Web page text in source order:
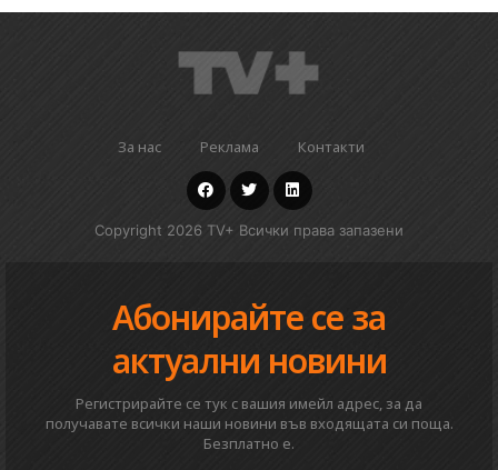
За нас Реклама Контакти
Copyright 2026 TV+ Всички права запазени
Абонирайте се за
актуални новини
Регистрирайте се тук с вашия имейл адрес, за да
получавате всички наши новини във входящата си поща.
Безплатно е.